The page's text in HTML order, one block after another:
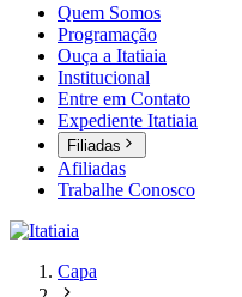
Quem Somos
Programação
Ouça a Itatiaia
Institucional
Entre em Contato
Expediente Itatiaia
Filiadas
Afiliadas
Trabalhe Conosco
Capa